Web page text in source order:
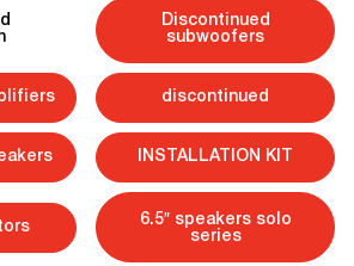
Discontinued
subwoofers
discontinued
INSTALLATION KIT
6.5″ speakers solo
series